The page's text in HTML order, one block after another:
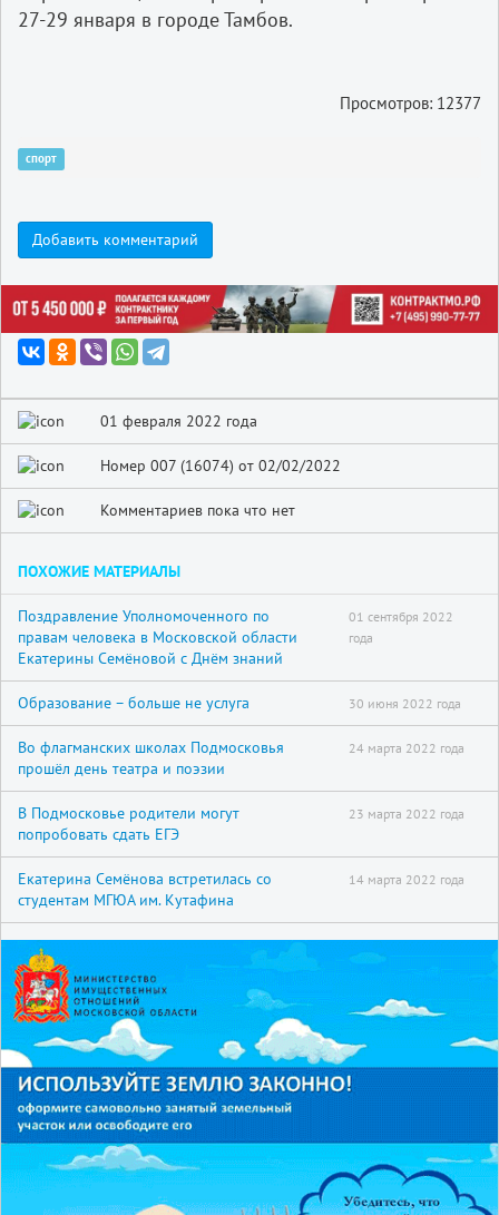
27-29 января в городе Тамбов.
Просмотров: 12377
спорт
Добавить комментарий
01 февраля 2022 года
Номер 007 (16074) от 02/02/2022
Комментариев пока что нет
ПОХОЖИЕ МАТЕРИАЛЫ
Поздравление Уполномоченного по
правам человека в Московской области
Екатерины Семёновой с Днём знаний
01 сентября 2022
года
Образование – больше не услуга 30 июня 2022 года
Во флагманских школах Подмосковья
прошёл день театра и поэзии
24 марта 2022 года
В Подмосковье родители могут
попробовать сдать ЕГЭ
23 марта 2022 года
Екатерина Семёнова встретилась со
студентам МГЮА им. Кутафина
14 марта 2022 года